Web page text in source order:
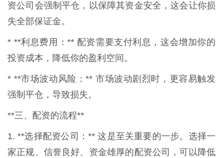
资公司会强制平仓，以保障其资金安全，这会让你损
失全部保证金。
* **利息费用：** 配资需要支付利息，这会增加你的
投资成本，降低你的盈利空间。
* **市场波动风险：** 市场波动剧烈时，更容易触发
强制平仓，导致损失。
**三、配资的流程**
1. **选择配资公司：** 这是至关重要的一步。选择一
家正规、信誉良好、资金雄厚的配资公司，可以降低